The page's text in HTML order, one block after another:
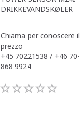
DRIKKEVANDSKØLER
Chiama per conoscere il
prezzo
+45 70221538 / +46 70-
868 9924